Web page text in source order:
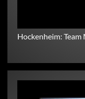
Hockenheim: Team